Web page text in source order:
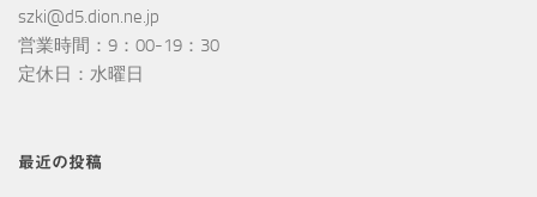
szki@d5.dion.ne.jp
営業時間：9：00-19：30
定休日：水曜日
最近の投稿